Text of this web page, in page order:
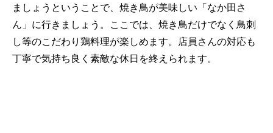
ましょうということで、焼き鳥が美味しい「なか田さ
ん」に行きましょう。ここでは、焼き鳥だけでなく鳥刺
し等のこだわり鶏料理が楽しめます。店員さんの対応も
丁寧で気持ち良く素敵な休日を終えられます。